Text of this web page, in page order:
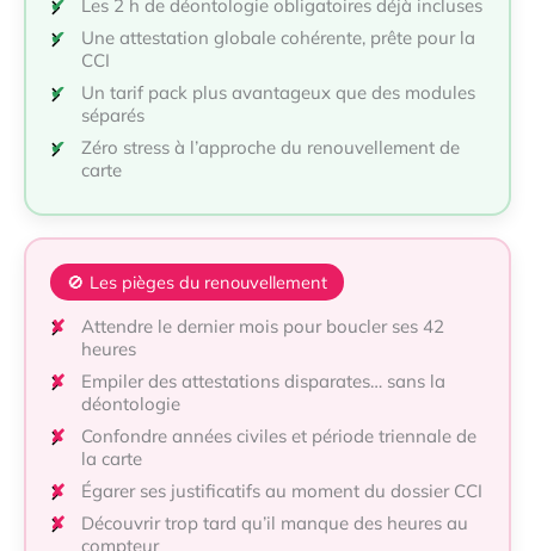
Les 2 h de déontologie obligatoires déjà incluses
Une attestation globale cohérente, prête pour la
CCI
Un tarif pack plus avantageux que des modules
séparés
Zéro stress à l’approche du renouvellement de
carte
🚫 Les pièges du renouvellement
Attendre le dernier mois pour boucler ses 42
heures
Empiler des attestations disparates… sans la
déontologie
Confondre années civiles et période triennale de
la carte
Égarer ses justificatifs au moment du dossier CCI
Découvrir trop tard qu’il manque des heures au
compteur